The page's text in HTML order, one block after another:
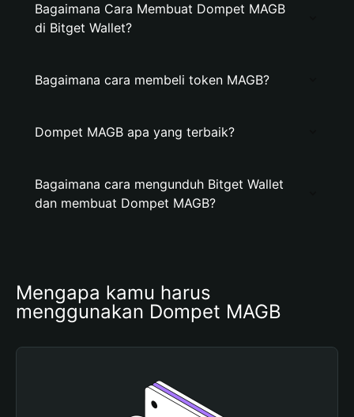
Bagaimana Cara Membuat Dompet MAGB
di Bitget Wallet?
Bagaimana cara membeli token MAGB?
Dompet MAGB apa yang terbaik?
Bagaimana cara mengunduh Bitget Wallet
dan membuat Dompet MAGB?
Mengapa kamu harus
menggunakan Dompet MAGB